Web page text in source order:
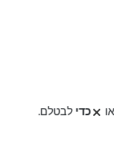
כדי לבטלם.